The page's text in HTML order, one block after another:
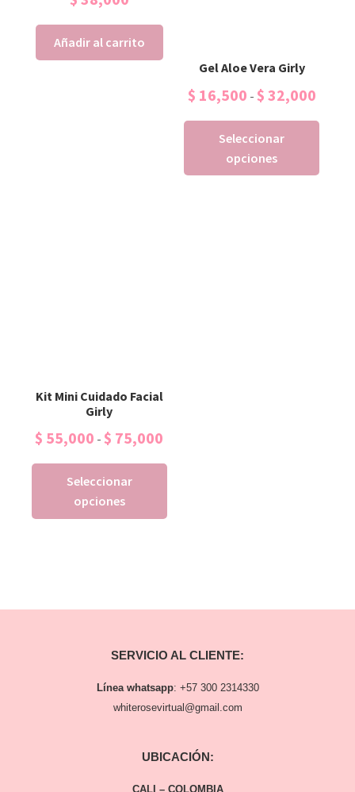
Añadir al carrito
Gel Aloe Vera Girly
$ 16,500 - $ 32,000
Seleccionar
opciones
Kit Mini Cuidado Facial
Girly
$ 55,000 - $ 75,000
Seleccionar
opciones
SERVICIO AL CLIENTE:
Línea whatsapp: +57 300 2314330
whiterosevirtual@gmail.com
UBICACIÓN:
CALI – COLOMBIA